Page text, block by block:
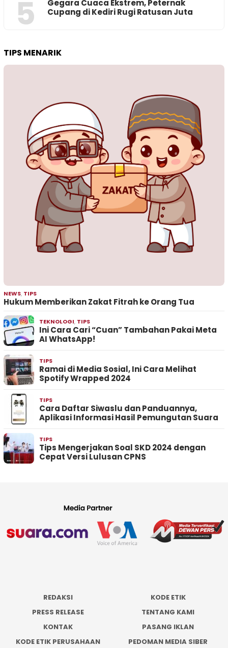
5
‎Gegara Cuaca Ekstrem, Peternak
Cupang di Kediri Rugi Ratusan Juta
TIPS MENARIK
NEWS, TIPS
Hukum Memberikan Zakat Fitrah ke Orang Tua
TEKNOLOGI, TIPS
Ini Cara Cari “Cuan” Tambahan Pakai Meta
AI WhatsApp!
TIPS
Ramai di Media Sosial, Ini Cara Melihat
Spotify Wrapped 2024
TIPS
Cara Daftar Siwaslu dan Panduannya,
Aplikasi Informasi Hasil Pemungutan Suara
TIPS
Tips Mengerjakan Soal SKD 2024 dengan
Cepat Versi Lulusan CPNS
REDAKSI
KODE ETIK
PRESS RELEASE
TENTANG KAMI
KONTAK
PASANG IKLAN
KODE ETIK PERUSAHAAN
PEDOMAN MEDIA SIBER